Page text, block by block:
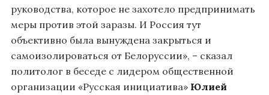
руководства, которое не захотело предпринимать
меры против этой заразы. И Россия тут
объективно была вынуждена закрыться и
самоизолироваться от Белоруссии», – сказал
политолог в беседе с лидером общественной
организации «Русская инициатива» Юлией